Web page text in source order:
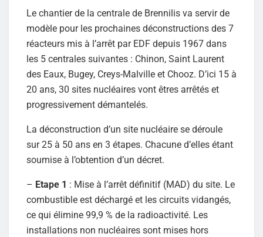
Le chantier de la centrale de Brennilis va servir de
modèle pour les prochaines déconstructions des 7
réacteurs mis à l’arrêt par EDF depuis 1967 dans
les 5 centrales suivantes : Chinon, Saint Laurent
des Eaux, Bugey, Creys-Malville et Chooz. D’ici 15 à
20 ans, 30 sites nucléaires vont êtres arrêtés et
progressivement démantelés.
La déconstruction d’un site nucléaire se déroule
sur 25 à 50 ans en 3 étapes. Chacune d’elles étant
soumise à l’obtention d’un décret.
– Etape 1 : Mise à l’arrêt définitif (MAD) du site. Le
combustible est déchargé et les circuits vidangés,
ce qui élimine 99,9 % de la radioactivité. Les
installations non nucléaires sont mises hors